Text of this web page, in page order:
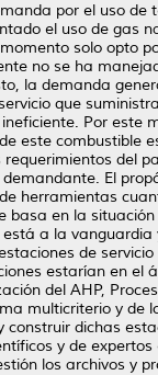
por el uso
el uso de gas
solo opto
no se ha
la demanda
que
Por
este combustible
del
El
herramientas
basa en la
a la
de
estarían en el
del AHP,
multicriterio y de
dichas
y de
los archivos y